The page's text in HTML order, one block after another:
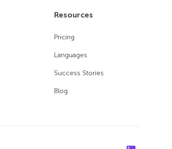
Resources
Pricing
Languages
Success Stories
Blog